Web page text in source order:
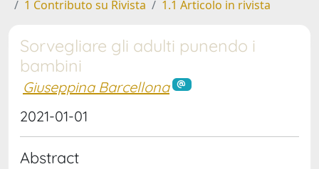
1 Contributo su Rivista
1.1 Articolo in rivista
Sorvegliare gli adulti punendo i
bambini
Giuseppina Barcellona
2021-01-01
Abstract